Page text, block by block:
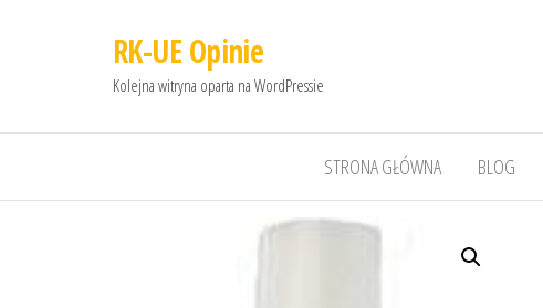
RK-UE Opinie
Kolejna witryna oparta na WordPressie
STRONA GŁÓWNA BLOG